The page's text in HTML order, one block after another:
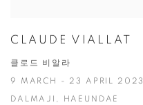
CLAUDE VIALLAT
클로드 비알라
9 MARCH - 23 APRIL 2023
DALMAJI, HAEUNDAE